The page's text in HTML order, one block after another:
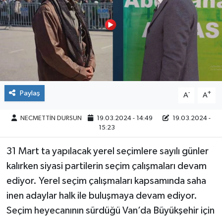
Paylaş A- A+
NECMETTİN DURSUN 19.03.2024 - 14:49
19.03.2024 -
15:23
31 Mart ta yapılacak yerel seçimlere sayılı günler
kalırken siyasi partilerin seçim çalışmaları devam
ediyor. Yerel seçim çalışmaları kapsamında saha
inen adaylar halk ile buluşmaya devam ediyor.
Seçim heyecanının sürdüğü Van’da Büyükşehir için